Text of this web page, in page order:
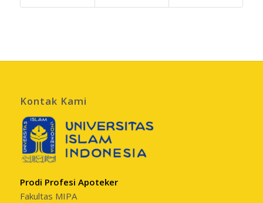
Kontak Kami
Prodi Profesi Apoteker
Fakultas MIPA